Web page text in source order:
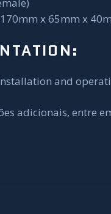
170mm x 65mm x
and
adicionais, entre